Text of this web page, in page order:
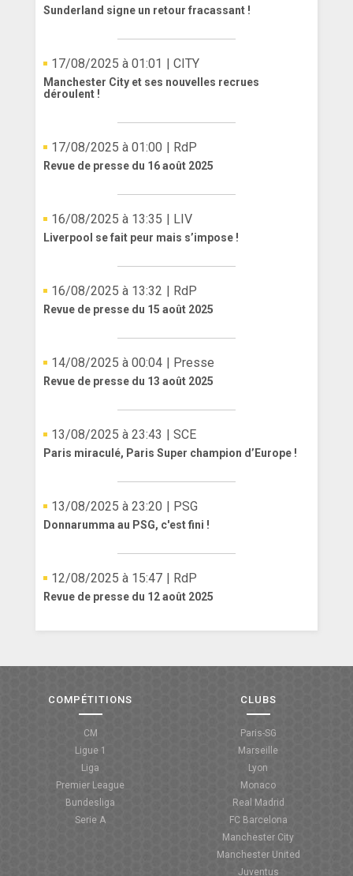
Sunderland signe un retour fracassant !
17/08/2025 à 01:01 | CITY
Manchester City et ses nouvelles recrues
déroulent !
17/08/2025 à 01:00 | RdP
Revue de presse du 16 août 2025
16/08/2025 à 13:35 | LIV
Liverpool se fait peur mais s’impose !
16/08/2025 à 13:32 | RdP
Revue de presse du 15 août 2025
14/08/2025 à 00:04 | Presse
Revue de presse du 13 août 2025
13/08/2025 à 23:43 | SCE
Paris miraculé, Paris Super champion d’Europe !
13/08/2025 à 23:20 | PSG
Donnarumma au PSG, c'est fini !
12/08/2025 à 15:47 | RdP
Revue de presse du 12 août 2025
COMPÉTITIONS
CM
Ligue 1
Liga
Premier League
Bundesliga
Serie A
CLUBS
Paris-SG
Marseille
Lyon
Monaco
Real Madrid
FC Barcelona
Manchester City
Manchester United
Juventus